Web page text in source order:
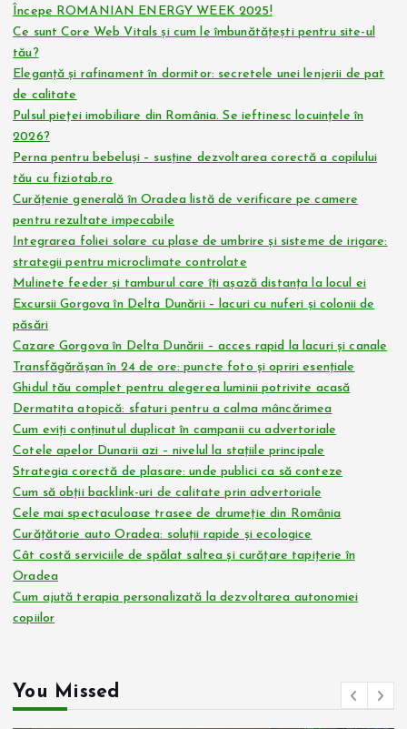
Începe ROMANIAN ENERGY WEEK 2025!
Ce sunt Core Web Vitals și cum le îmbunătățești pentru site-ul
tău?
Eleganță și rafinament în dormitor: secretele unei lenjerii de pat
de calitate
Pulsul pieței imobiliare din România. Se ieftinesc locuințele în
2026?
Perna pentru bebeluși – susține dezvoltarea corectă a copilului
tău cu fiziotab.ro
Curățenie generală în Oradea listă de verificare pe camere
pentru rezultate impecabile
Integrarea foliei solare cu plase de umbrire și sisteme de irigare:
strategii pentru microclimate controlate
Mulinete feeder și tamburul care îți așază distanța la locul ei
Excursii Gorgova în Delta Dunării – lacuri cu nuferi și colonii de
păsări
Cazare Gorgova în Delta Dunării – acces rapid la lacuri și canale
Transfăgărășan în 24 de ore: puncte foto și opriri esențiale
Ghidul tău complet pentru alegerea luminii potrivite acasă
Dermatita atopică: sfaturi pentru a calma mâncărimea
Cum eviți conținutul duplicat în campanii cu advertoriale
Cotele apelor Dunarii azi – nivelul la stațiile principale
Strategia corectă de plasare: unde publici ca să conteze
Cum să obții backlink-uri de calitate prin advertoriale
Cele mai spectaculoase trasee de drumeție din România
Curățătorie auto Oradea: soluții rapide și ecologice
Cât costă serviciile de spălat saltea și curățare tapițerie în
Oradea
Cum ajută terapia personalizată la dezvoltarea autonomiei
copiilor
You Missed